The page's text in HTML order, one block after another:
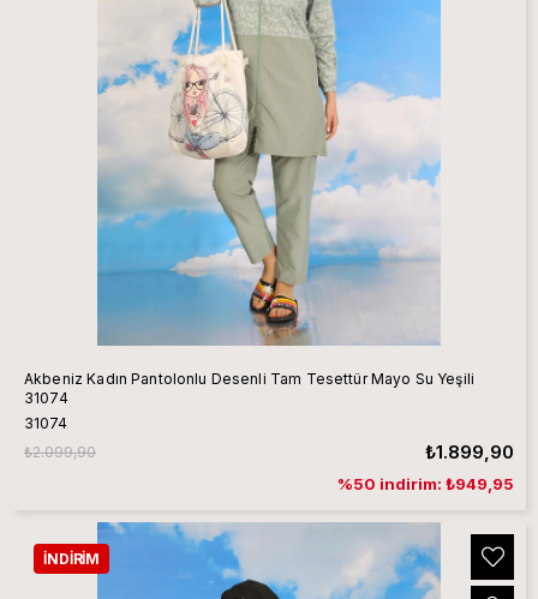
Akbeniz Kadın Pantolonlu Desenli Tam Tesettür Mayo Su Yeşili
31074
31074
₺1.899,90
₺2.099,90
%50 indirim: ₺949,95
İNDIRIM